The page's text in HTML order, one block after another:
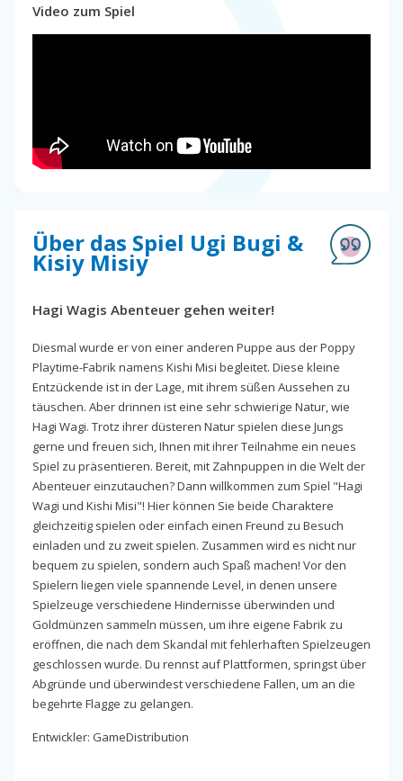
Video zum Spiel
Über das Spiel Ugi Bugi &
Kisiy Misiy
Hagi Wagis Abenteuer gehen weiter!
Diesmal wurde er von einer anderen Puppe aus der Poppy
Playtime-Fabrik namens Kishi Misi begleitet. Diese kleine
Entzückende ist in der Lage, mit ihrem süßen Aussehen zu
täuschen. Aber drinnen ist eine sehr schwierige Natur, wie
Hagi Wagi. Trotz ihrer düsteren Natur spielen diese Jungs
gerne und freuen sich, Ihnen mit ihrer Teilnahme ein neues
Spiel zu präsentieren. Bereit, mit Zahnpuppen in die Welt der
Abenteuer einzutauchen? Dann willkommen zum Spiel "Hagi
Wagi und Kishi Misi"! Hier können Sie beide Charaktere
gleichzeitig spielen oder einfach einen Freund zu Besuch
einladen und zu zweit spielen. Zusammen wird es nicht nur
bequem zu spielen, sondern auch Spaß machen! Vor den
Spielern liegen viele spannende Level, in denen unsere
Spielzeuge verschiedene Hindernisse überwinden und
Goldmünzen sammeln müssen, um ihre eigene Fabrik zu
eröffnen, die nach dem Skandal mit fehlerhaften Spielzeugen
geschlossen wurde. Du rennst auf Plattformen, springst über
Abgründe und überwindest verschiedene Fallen, um an die
begehrte Flagge zu gelangen.
Entwickler: GameDistribution